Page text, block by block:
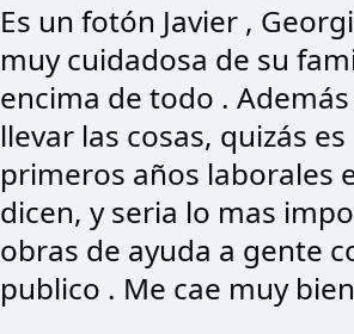
Es un fotón Javier ,
muy cuidadosa de su
encima de todo .
llevar las cosas, quizás
primeros años laborales
dicen, y seria lo mas
obras de ayuda a gente
publico . Me cae muy